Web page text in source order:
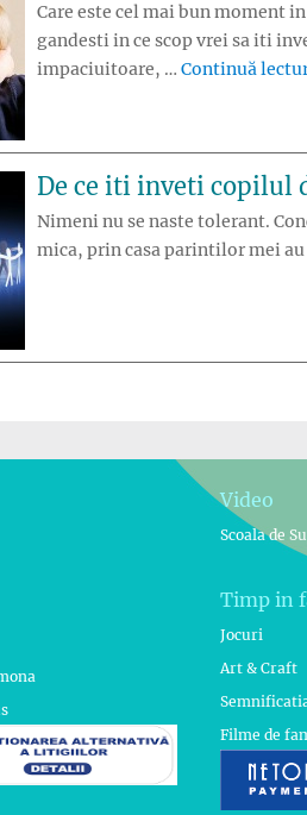
Care este cel mai bun moment
gandesti in ce scop vrei sa iti
impaciuitoare, … Continuă
De ce iti inveti copilul
Nimeni nu se naste tolerant.
mica, prin casa parintilor mei
Video
Scoala de
Timp in
Jocuri
Art & Craft
Filme de